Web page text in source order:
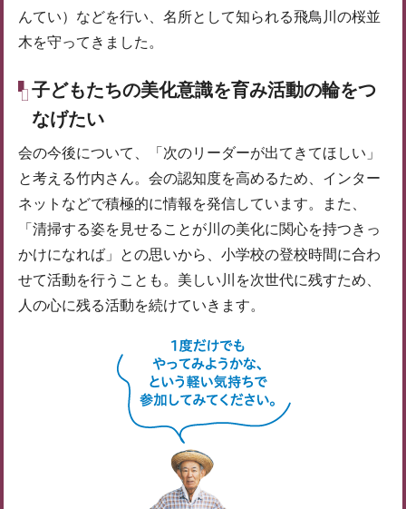
んてい）などを行い、名所として知られる飛鳥川の桜並
木を守ってきました。
子どもたちの美化意識を育み活動の輪をつ
なげたい
会の今後について、「次のリーダーが出てきてほしい」
と考える竹内さん。会の認知度を高めるため、インター
ネットなどで積極的に情報を発信しています。また、
「清掃する姿を見せることが川の美化に関心を持つきっ
かけになれば」との思いから、小学校の登校時間に合わ
せて活動を行うことも。美しい川を次世代に残すため、
人の心に残る活動を続けていきます。